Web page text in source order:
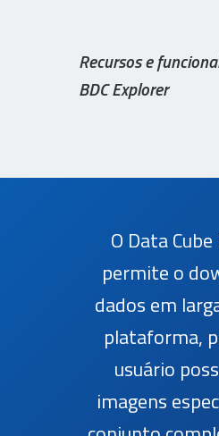
Recursos e
BDC Explorer
O Data
permite o
dados em
plataforma,
usuário
imagens